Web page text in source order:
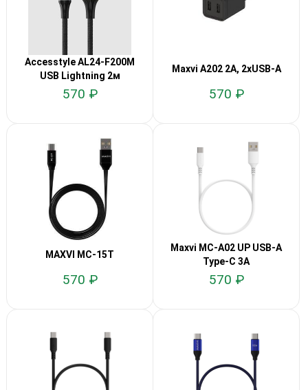
Accesstyle AL24-F200M
USB Lightning 2м
570 ₽
Maxvi A202 2A, 2xUSB-A
570 ₽
MAXVI MC-15T
570 ₽
Maxvi MC-A02 UP USB-A
Type-C 3A
570 ₽